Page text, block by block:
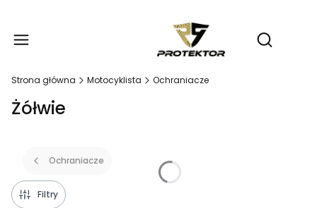
Otwórz
Strona główna Motocyklista Ochraniacze
Żółwie
Ochraniacze
Filtry